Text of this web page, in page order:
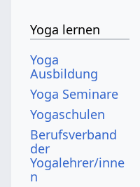
Yoga lernen
Yoga
Ausbildung
Yoga Seminare
Yogaschulen
Berufsverband
der
Yogalehrer/inne
n